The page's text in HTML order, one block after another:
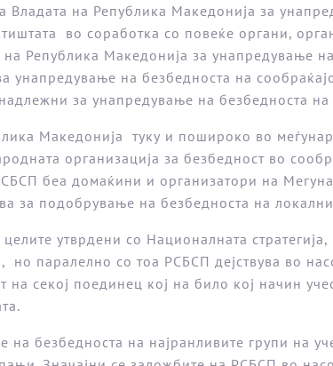
на Република Македонија за
во соработка со повеќе органи,
Република Македонија за унапредување
унапредување на безбедноста на
за унапредување на безбедноста на
Македонија туку и пошироко во
организација за безбедност во
беа домаќини и организатори на
за подобрување на безбедноста на
утврдени со Националната
паралелно со тоа РСБСП дејствува во
секој поединец кој на било кој начин
безбедноста на најранливите групи на